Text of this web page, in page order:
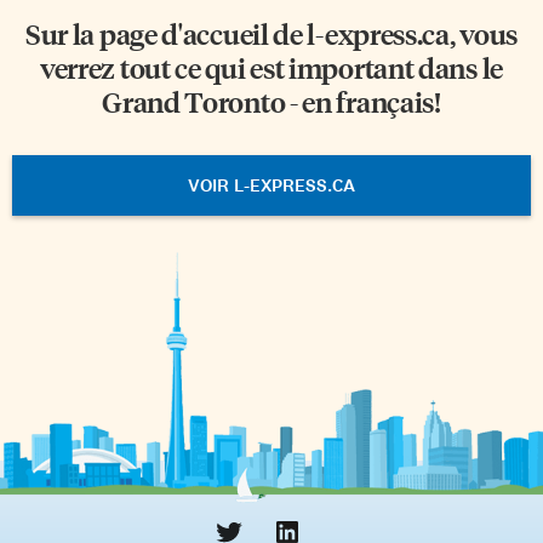
Sur la page d'accueil del-express.ca, vous
verrez tout ce qui est important dans le
Grand Toronto - en français!
VOIR L-EXPRESS.CA